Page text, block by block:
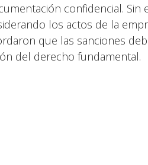
confidencial. Sin
los actos de la
que las sanciones
del derecho fundamental.